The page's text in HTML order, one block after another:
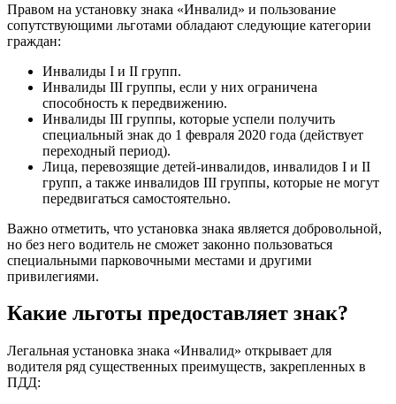
Правом на установку знака «Инвалид» и пользование
сопутствующими льготами обладают следующие категории
граждан:
Инвалиды I и II групп.
Инвалиды III группы, если у них ограничена
способность к передвижению.
Инвалиды III группы, которые успели получить
специальный знак до 1 февраля 2020 года (действует
переходный период).
Лица, перевозящие детей-инвалидов, инвалидов I и II
групп, а также инвалидов III группы, которые не могут
передвигаться самостоятельно.
Важно отметить, что установка знака является добровольной,
но без него водитель не сможет законно пользоваться
специальными парковочными местами и другими
привилегиями.
Какие льготы предоставляет знак?
Легальная установка знака «Инвалид» открывает для
водителя ряд существенных преимуществ, закрепленных в
ПДД: